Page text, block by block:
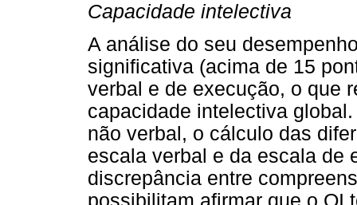
Capacidade intelectiva
A análise do seu
significativa (acima de 15
verbal e de execução, o que
capacidade intelectiva
não verbal, o cálculo das
escala verbal e da escala de
discrepância entre